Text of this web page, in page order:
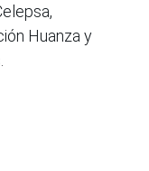
Huanza y